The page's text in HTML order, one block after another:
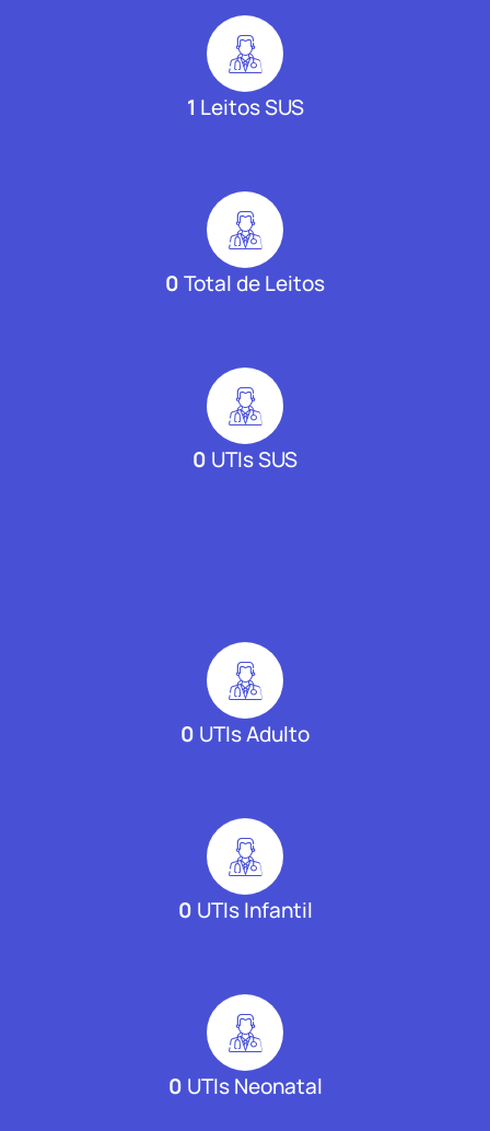
1 Leitos SUS
0Total de Leitos
0 UTIs SUS
0 UTIs Adulto
0 UTIs Infantil
0 UTIs Neonatal